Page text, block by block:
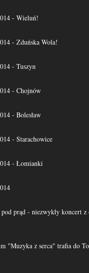
- Wieluń!
- Zduńska Wola!
- Tuszyn
- Chojnów
- Bolesław
- Starachowice
- Łomianki
prąd - niezwykły koncert
"Muzyka z serca" trafia do